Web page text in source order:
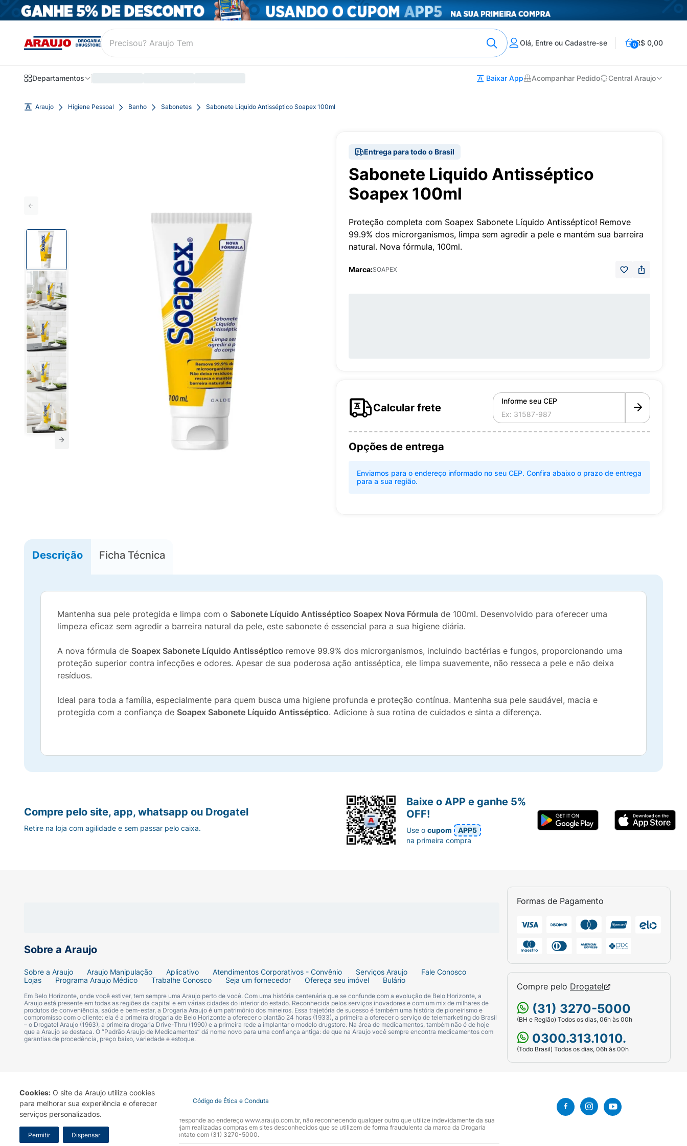
Cookies: O site da Araujo utiliza cookies
para melhorar sua experiência e oferecer
serviços personalizados.
Permitir Dispensar
Olá, Entre ou Cadastre-se 0R$ 0,00
Departamentos Baixar App Acompanhar Pedido Central Araujo
Araujo Higiene Pessoal Banho Sabonetes Sabonete Liquido Antisséptico Soapex 100ml
Entrega para todo o Brasil
Sabonete Liquido Antisséptico
Soapex 100ml
Proteção completa com Soapex Sabonete Líquido Antisséptico! Remove
99.9% dos microrganismos, limpa sem agredir a pele e mantém sua barreira
natural. Nova fórmula, 100ml.
Marca:SOAPEX
Calcular frete
Informe seu CEP
Opções de entrega
Enviamos para o endereço informado no seu CEP. Confira abaixo o prazo de entrega
para a sua região.
Descrição Ficha Técnica
Mantenha sua pele protegida e limpa com o Sabonete Líquido Antisséptico Soapex Nova Fórmula de 100ml. Desenvolvido para oferecer uma
limpeza eficaz sem agredir a barreira natural da pele, este sabonete é essencial para a sua higiene diária.
A nova fórmula de Soapex Sabonete Líquido Antisséptico remove 99.9% dos microrganismos, incluindo bactérias e fungos, proporcionando uma
proteção superior contra infecções e odores. Apesar de sua poderosa ação antisséptica, ele limpa suavemente, não resseca a pele e não deixa
resíduos.
Ideal para toda a família, especialmente para quem busca uma higiene profunda e proteção contínua. Mantenha sua pele saudável, macia e
protegida com a confiança de Soapex Sabonete Líquido Antisséptico. Adicione à sua rotina de cuidados e sinta a diferença.
Sobre a Araujo
Sobre a Araujo Araujo Manipulação Aplicativo Atendimentos Corporativos - Convênio Serviços Araujo
Fale Conosco
Lojas
Programa Araujo Médico Trabalhe Conosco Seja um fornecedor Ofereça seu imóvel Bulário
Em Belo Horizonte, onde você estiver, tem sempre uma Araujo perto de você. Com uma história centenária que se confunde com a evolução de Belo Horizonte, a
Araujo está presente em todas as regiões da capital e em várias cidades do interior do estado. Reconhecida pelos serviços inovadores e com um mix de milhares de
produtos de conveniência, saúde e bem-estar, a Drogaria Araujo é um patrimônio dos mineiros. Essa trajetória de sucesso é também uma história de pioneirismo e
compromisso com o cliente: ela é a primeira drogaria de Belo Horizonte a oferecer o plantão 24 horas (1933), a primeira a oferecer o serviço de telemarketing do Brasil
– o Drogatel Araujo (1963), a primeira drogaria Drive-Thru (1990) e a primeira rede a implantar o modelo drugstore. Na área de medicamentos, também não é de hoje
que a Araujo se destaca. O “Padrão Araujo de Medicamentos” dá nome novo para uma confiança antiga: de que na Araujo você sempre encontra medicamentos com
garantias de procedência, preço baixo, variedade e estoque.
Formas de Pagamento
Compre pelo Drogatel
(31) 3270-5000
(BH e Região) Todos os dias, 06h às 00h
0300.313.1010.
(Todo Brasil) Todos os dias, 06h às 00h
Compre pelo site, app, whatsapp ou Drogatel
Retire na loja com agilidade e sem passar pelo caixa.
Baixe o APP e ganhe 5%
OFF!
Use ocupom
APP5
na primeira compra
Termo de Uso Portal da Privacidade Covid-19 Código de Ética e Conduta
A Drogaria Araujo S/A informa que o seu site oficial corresponde ao endereço www.araujo.com.br, não reconhecendo qualquer outro que utilize indevidamente da sua
marca. Para sua segurança recomendamos que não sejam realizadas compras em sites desconhecidos que se utilizem de forma fraudulenta da marca da Drogaria
Araujo S.A. Em caso de dúvidas, gentileza entrar em contato com (31) 3270-5000.